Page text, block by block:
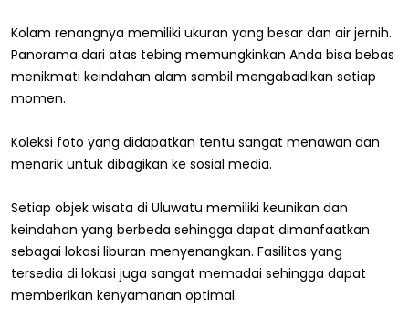
Kolam renangnya memiliki ukuran yang besar dan air jernih.
Panorama dari atas tebing memungkinkan Anda bisa bebas
menikmati keindahan alam sambil mengabadikan setiap
momen.
Koleksi foto yang didapatkan tentu sangat menawan dan
menarik untuk dibagikan ke sosial media.
Setiap objek wisata di Uluwatu memiliki keunikan dan
keindahan yang berbeda sehingga dapat dimanfaatkan
sebagai lokasi liburan menyenangkan. Fasilitas yang
tersedia di lokasi juga sangat memadai sehingga dapat
memberikan kenyamanan optimal.